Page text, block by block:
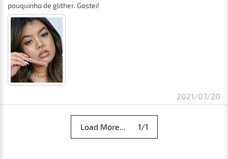
pouquinho de glither. Gostei!
2021/07/20
Load More... 1/1